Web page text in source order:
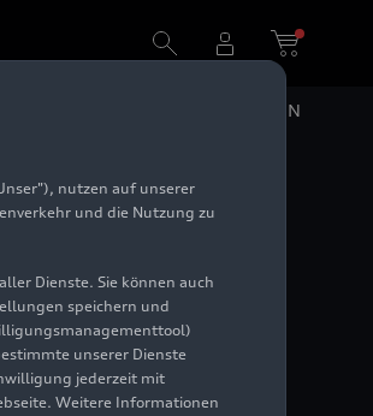
EN
nutzen auf unserer
und die Nutzung zu
Dienste. Sie können auch
speichern und
unserer Dienste
jederzeit mit
Weitere Informationen